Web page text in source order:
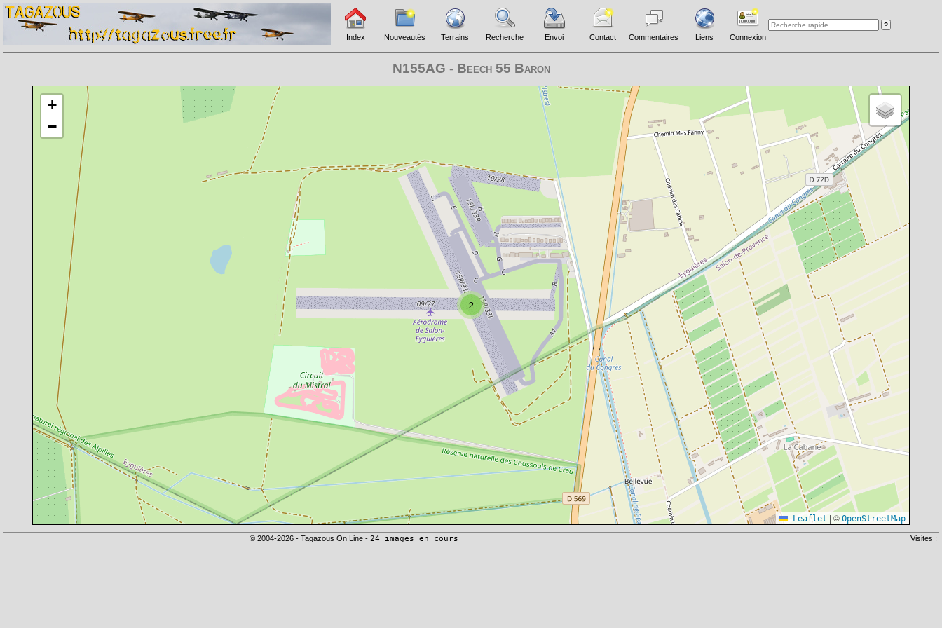
Index Nouveautés Terrains Recherche Envoi Contact Commentaires Liens Connexion
N155AG - Beech 55 Baron
Chargement de la carte en cours
2
+
−
Leaflet | © OpenStreetMap
© 2004-2026 - Tagazous On Line - 24 images en cours Visites :